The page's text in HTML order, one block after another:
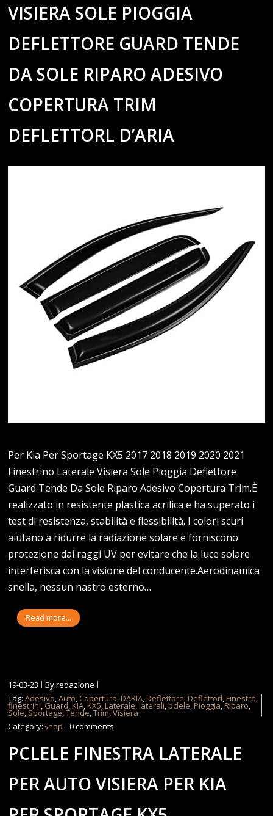
VISIERA SOLE PIOGGIA
DEFLETTORE GUARD TENDE
DA SOLE RIPARO ADESIVO
COPERTURA TRIM
DEFLETTORL D’ARIA
Per Kia Per Sportage KX5 2017 2018 2019 2020 2021
Finestrino Laterale Visiera Sole Pioggia Deflettore
Guard Tende Da Sole Riparo Adesivo Copertura Trim.È
realizzato in resistente plastica acrilica e ha superato i
test di resistenza, stabilità e flessibilità. I colori scuri
aiutano a ridurre la radiazione solare e forniscono
protezione dai raggi UV per evitare che la luce solare
interferisca con la visione del conducente.Aerodinamica
snella, nessun nastro esterno…
Read more...
19-03-23
By:redazione
Tag:Adesivo,Auto, Copertura,DARIA,Deflettore,Deflettorl,Finestra,
finestrini, Guard,KIA,KX5,Laterale,laterali,pclele,Pioggia,Riparo,
Sole, Sportage,Tende,Trim,Visiera
Category:Shop 0 comments
PCLELE FINESTRA LATERALE
PER AUTO VISIERA PER KIA